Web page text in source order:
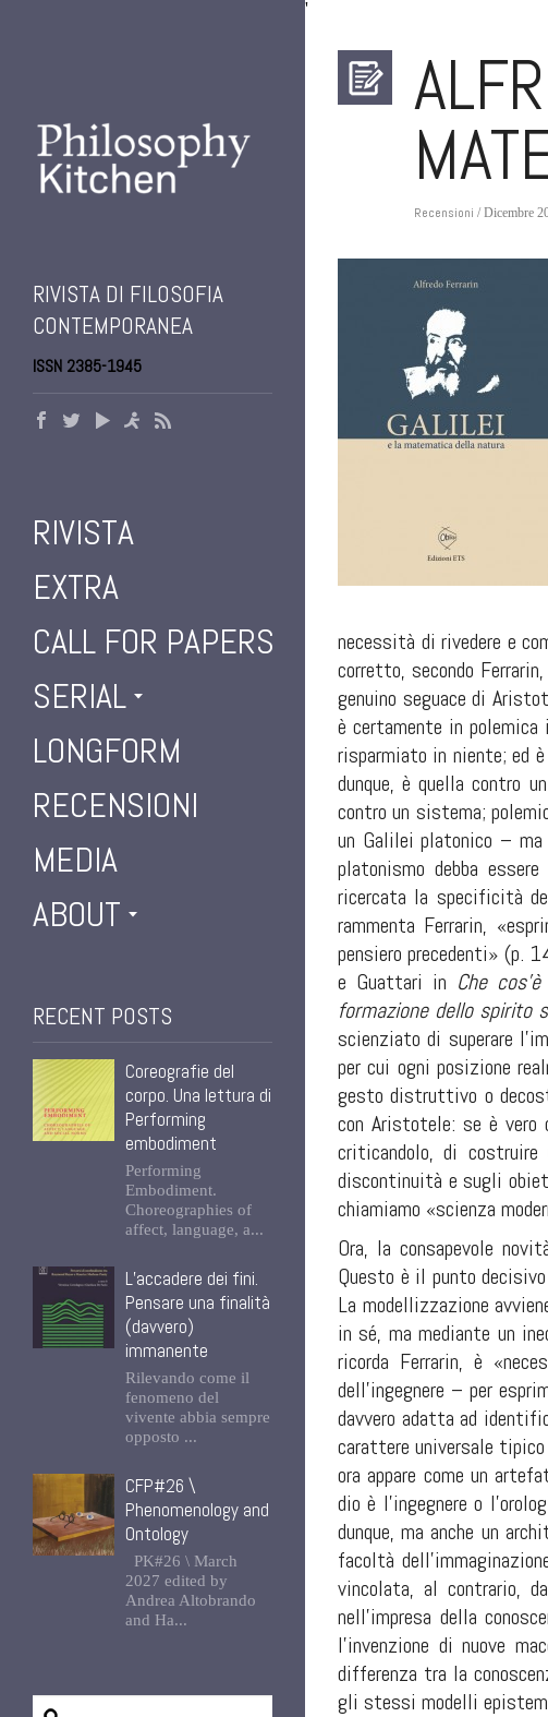
'
RIVISTA DI FILOSOFIA
CONTEMPORANEA
ISSN 2385-1945
RIVISTA
EXTRA
CALL FOR PAPERS
SERIAL
LONGFORM
RECENSIONI
MEDIA
ABOUT
RECENT POSTS
Coreografie del
corpo. Una lettura di
Performing
embodiment
Performing
Embodiment.
Choreographies of
affect, language, a...
L’accadere dei fini.
Pensare una finalità
(davvero)
immanente
Rilevando come il
fenomeno del
vivente abbia sempre
opposto ...
CFP#26 \
Phenomenology and
Ontology
PK#26 \ March
2027 edited by
Andrea Altobrando
and Ha...
Recensioni / Dicembre
necessità di rivedere e
corretto, secondo
genuino seguace di
è certamente in
risparmiato in niente; ed
dunque, è quella contro
contro un sistema;
un Galilei platonico –
platonismo debba
ricercata la specificità
rammenta Ferrarin,
pensiero precedenti» (p.
e Guattari in Che
formazione dello spirito
scienziato di superare
per cui ogni posizione
gesto distruttivo o
con Aristotele: se è
criticandolo, di costruire
discontinuità e sugli
chiamiamo «scienza
Ora, la consapevole
Questo è il punto
La modellizzazione
in sé, ma mediante un
ricorda Ferrarin, è
dell’ingegnere – per
davvero adatta ad
carattere universale tipico
ora appare come un
dio è l’ingegnere o
dunque, ma anche un
facoltà
vincolata, al contrario,
nell’impresa della
l’invenzione di nuove
differenza tra la
gli stessi modelli